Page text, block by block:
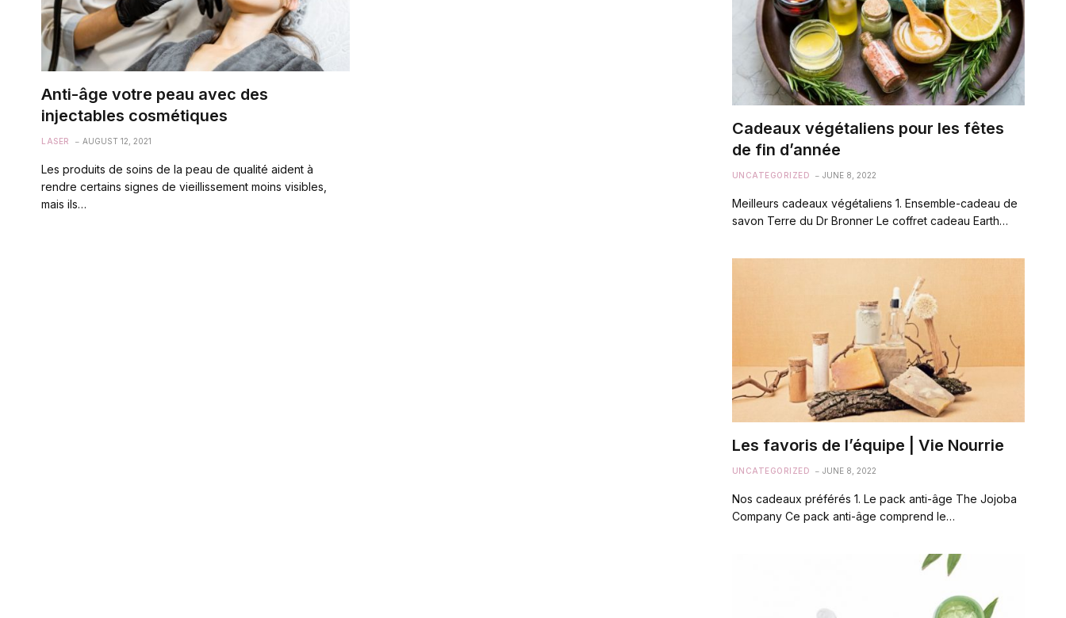
Anti-âge votre peau avec des
injectables cosmétiques
LASER AUGUST 12, 2021
Les produits de soins de la peau de qualité aident à
rendre certains signes de vieillissement moins visibles,
mais ils…
Cadeaux végétaliens pour les fêtes
de fin d’année
UNCATEGORIZED JUNE 8, 2022
Meilleurs cadeaux végétaliens 1. Ensemble-cadeau de
savon Terre du Dr Bronner Le coffret cadeau Earth…
Les favoris de l’équipe | Vie Nourrie
UNCATEGORIZED JUNE 8, 2022
Nos cadeaux préférés 1. Le pack anti-âge The Jojoba
Company Ce pack anti-âge comprend le…